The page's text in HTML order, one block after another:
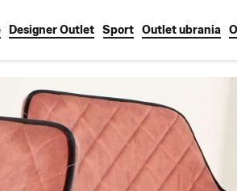
Designer Outlet Sport Outlet ubrania